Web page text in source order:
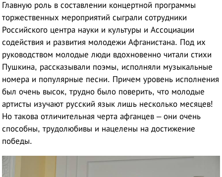
Главную роль в составлении концертной программы
торжественных мероприятий сыграли сотрудники
Российского центра науки и культуры и Ассоциации
содействия и развития молодежи Афганистана. Под их
руководством молодые люди вдохновенно читали стихи
Пушкина, рассказывали поэмы, исполняли музыкальные
номера и популярные песни. Причем уровень исполнения
был очень высок, трудно было поверить, что молодые
артисты изучают русский язык лишь несколько месяцев!
Но такова отличительная черта афганцев – они очень
способны, трудолюбивы и нацелены на достижение
победы.